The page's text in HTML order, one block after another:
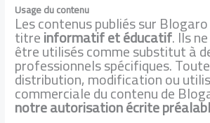
Usage du contenu
Les contenus publiés sur
titreinformatif et éducatif. Ils
être utilisés comme substitut à
professionnels spécifiques.
distribution, modification ou
commerciale du contenu de
notre autorisation écrite